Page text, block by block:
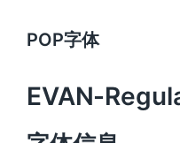
POP字体
EVAN-